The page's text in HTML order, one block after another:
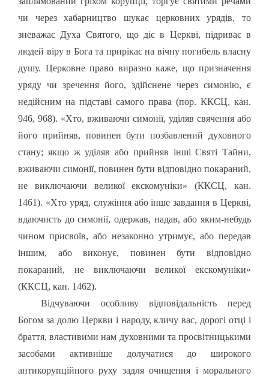
чи через хабарництво шукає церковних урядів, то
зневажає Духа Святого, що діє в Церкві, підриває в
людей віру в Бога та прирікає на вічну погибель власну
душу. Церковне право виразно каже, що призначення
уряду чи зречення його, здійснене через симонію, є
недійсним на підставі самого права (пор. ККСЦ, кан.
946, 968). «Хто, вживаючи симонії, уділяв свячення або
його прийняв, повинен бути позбавлений духовного
стану; якщо ж уділяв або прийняв інші Святі Тайни,
вживаючи симонії, повинен бути відповідно покараний,
не виключаючи великої екскомуніки» (ККСЦ, кан.
1461). «Хто уряд, служіння або інше завдання в Церкві,
вдаючисть до симонії, одержав, надав, або яким-небудь
чином присвоїв, або незаконно утримує, або передав
іншим, або виконує, повинен бути відповідно
покараний, не виключаючи великої екскомуніки»
(ККСЦ, кан. 1462).
Відчуваючи особливу відповідальність перед
Богом за долю Церкви і народу, кличу вас, дорогі отці і
браття, властивими нам духовними та просвітницькими
засобами активніше долучатися до широкого
антикорупційного руху задля очищення і морального